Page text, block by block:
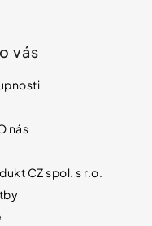
vás
nás
CZ spol. s r.o.